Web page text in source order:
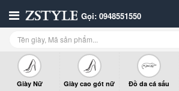
Gọi: 0948551550
Giày Nữ Giày cao gót nữ Đồ da cá sấu